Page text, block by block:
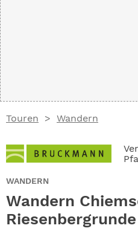
Touren Wandern
WANDERN
Wandern
ABO
NEWSLETTER